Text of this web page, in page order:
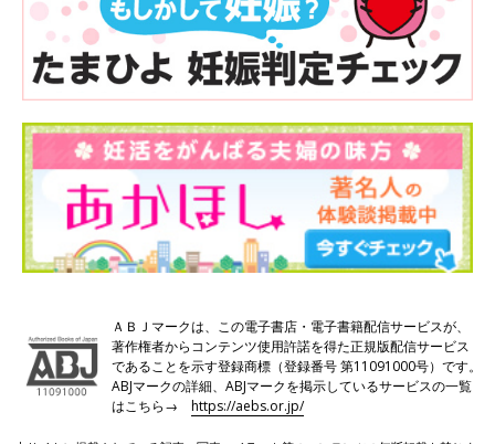
ＡＢＪマークは、この電子書店・電子書籍配信サービスが、
著作権者からコンテンツ使用許諾を得た正規版配信サービス
であることを示す登録商標（登録番号 第11091000号）です。
ABJマークの詳細、ABJマークを掲示しているサービスの一覧
はこちら→https://aebs.or.jp/